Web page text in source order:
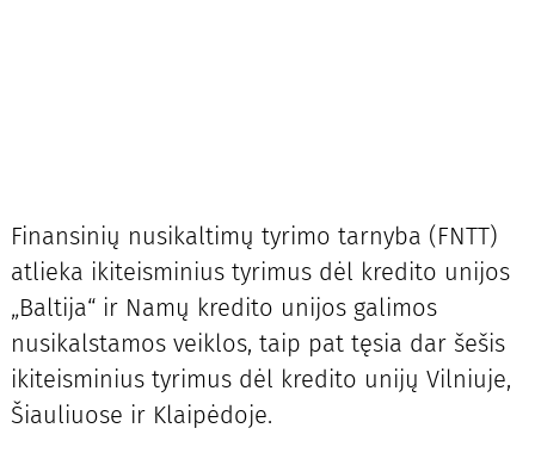
Finansinių nusikaltimų tyrimo tarnyba (FNTT)
atlieka ikiteisminius tyrimus dėl kredito unijos
„Baltija“ ir Namų kredito unijos galimos
nusikalstamos veiklos, taip pat tęsia dar šešis
ikiteisminius tyrimus dėl kredito unijų Vilniuje,
Šiauliuose ir Klaipėdoje.